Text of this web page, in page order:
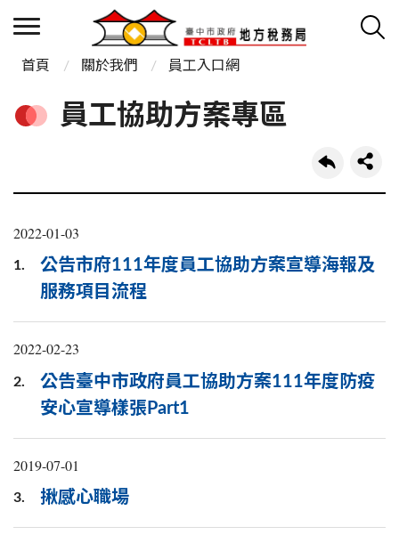
首頁 關於我們 員工入口網
員工協助方案專區
2022-01-03
1.
公告市府111年度員工協助方案宣導海報及
服務項目流程
2022-02-23
2.
公告臺中市政府員工協助方案111年度防疫
安心宣導樣張Part1
2019-07-01
3. 揪感心職場